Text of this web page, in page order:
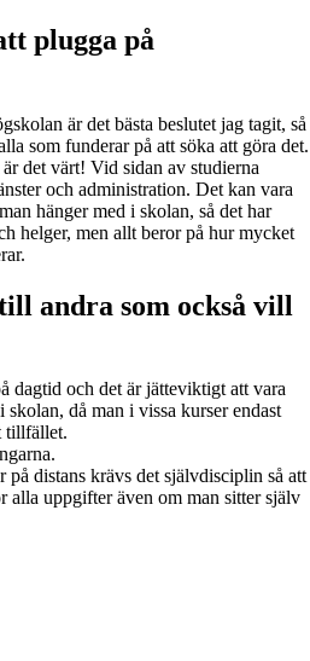
plugga på
är det bästa beslutet jag tagit, så
som funderar på att söka att göra det.
det värt! Vid sidan av studierna
och administration. Det kan vara
hänger med i skolan, så det har
helger, men allt beror på hur mycket
andra som också vill
dagtid och det är jätteviktigt att vara
skolan, då man i vissa kurser endast
tillfället.
på distans krävs det självdisciplin så att
alla uppgifter även om man sitter själv